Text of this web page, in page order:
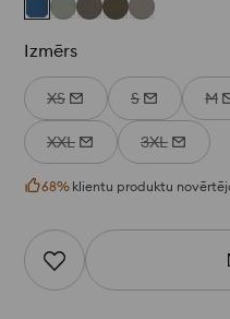
Izmērs
XS S M
XXL 3XL
68% klientu produktu